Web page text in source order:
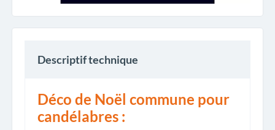
Descriptif technique
Déco de Noël commune pour
candélabres :